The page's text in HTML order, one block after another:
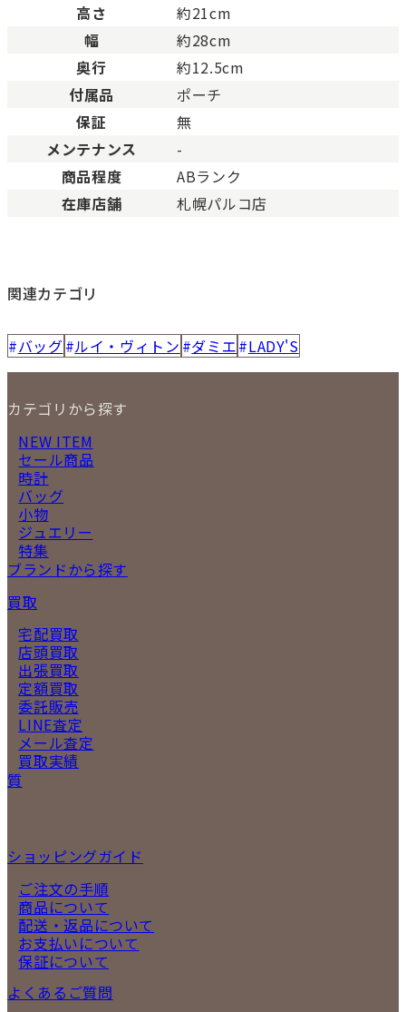
高さ
約21cm
幅
約28cm
奥行
約12.5cm
付属品
ポーチ
保証
無
メンテナンス
-
商品程度
ABランク
在庫店舗
札幌パルコ店
関連カテゴリ
バッグ ルイ・ヴィトン ダミエ LADY'S
カテゴリから探す
NEW ITEM
セール商品
時計
バッグ
小物
ジュエリー
特集
ブランドから探す
買取
宅配買取
店頭買取
出張買取
定額買取
委託販売
LINE査定
メール査定
買取実績
質
ショッピングガイド
ご注文の手順
商品について
配送・返品について
お支払いについて
保証について
よくあるご質問